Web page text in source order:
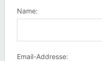
Name:
Email-Addresse: